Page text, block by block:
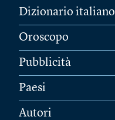
Dizionario italiano
Oroscopo
Pubblicità
Paesi
Autori